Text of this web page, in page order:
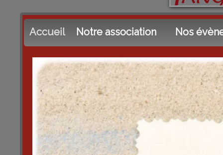
Nos
Notre association
Accueil